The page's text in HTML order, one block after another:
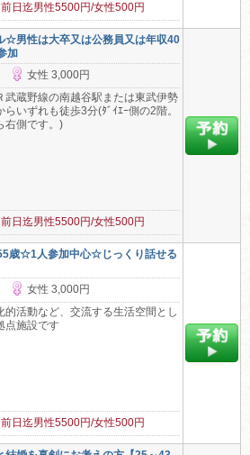
日迄男性5500円/女性500円
☆男性は大卒又は公務員又は年収40
加
女性 3,000円
蔵野線の南越谷駅または東武伊勢
いずれも徒歩3分(ﾀﾞｲｴｰ側の2階。
右側です。)
日迄男性5500円/女性500円
歳☆1人参加中心☆じっくり話せる
女性 3,000円
活動など、交流する生活空間とし
点施設です
日迄男性5500円/女性500円